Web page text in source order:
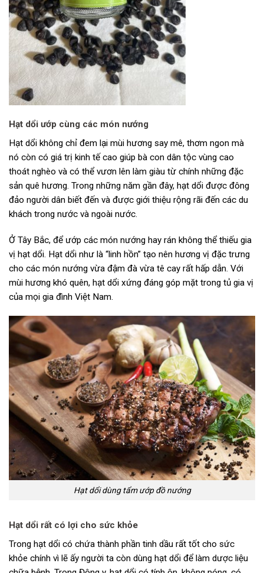
Hạt dổi ướp cùng các món nướng
Hạt dổi không chỉ đem lại mùi hương say mê, thơm ngon mà
nó còn có giá trị kinh tế cao giúp bà con dân tộc vùng cao
thoát nghèo và có thể vươn lên làm giàu từ chính những đặc
sản quê hương. Trong những năm gần đây, hạt dổi được đông
đảo người dân biết đến và được giới thiệu rộng rãi đến các du
khách trong nước và ngoài nước.
Ở Tây Bắc, để ướp các món nướng hay rán không thể thiếu gia
vị hạt dổi. Hạt dổi như là “linh hồn” tạo nên hương vị đặc trưng
cho các món nướng vừa đậm đà vừa tê cay rất hấp dẫn. Với
mùi hương khó quên, hạt dổi xứng đáng góp mặt trong tủ gia vị
của mọi gia đình Việt Nam.
Hạt dổi dùng tẩm ướp đồ nướng
Hạt dổi rất có lợi cho sức khỏe
Trong hạt dổi có chứa thành phần tinh dầu rất tốt cho sức
khỏe chính vì lẽ ấy người ta còn dùng hạt dổi để làm dược liệu